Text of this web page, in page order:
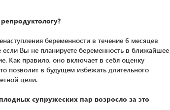
беременности в течение 6 месяцев
Вы не планируете беременность в ближайшее
Как правило, оно включает в себя оценку
позволит в будущем избежать длительного
цели.
супружеских пар возросло за это